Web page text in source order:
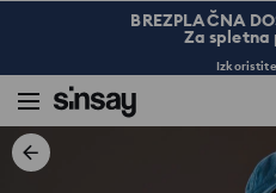
BREZPLAČNA
Za spletna
Izkoristite